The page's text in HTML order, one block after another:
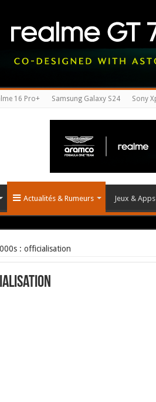
16 Pro+ Samsung Galaxy S24 Sony
Actualités & Rumeurs Jeux & Apps
: officialisation